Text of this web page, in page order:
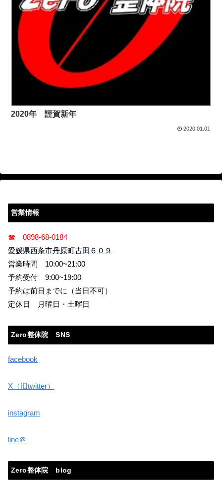
2020年 謹賀新年
2020.01.01
営業情報
☎ 0898-68-0184
愛媛県西条市丹原町古田６０９
営業時間 10:00~21:00
予約受付 9:00~19:00
予約は前日までに（当日不可）
定休日 月曜日・土曜日
Zero整体院 SNS
facebook
X（旧twitter）
instagram
line＠
Zero整体院 blog